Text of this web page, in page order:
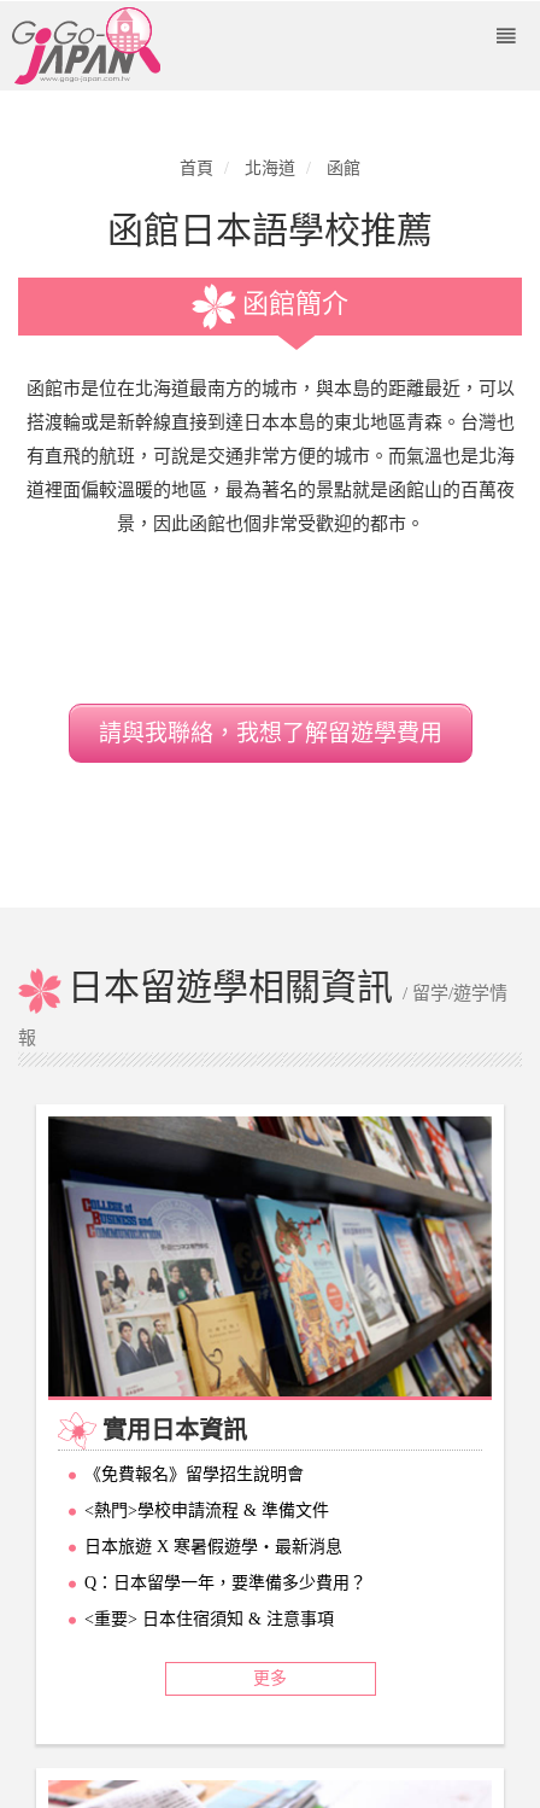
首頁 北海道 函館
函館日本語學校推薦
函館簡介
函館市是位在北海道最南方的城市，與本島的距離最近，可以
搭渡輪或是新幹線直接到達日本本島的東北地區青森。台灣也
有直飛的航班，可說是交通非常方便的城市。而氣溫也是北海
道裡面偏較溫暖的地區，最為著名的景點就是函館山的百萬夜
景，因此函館也個非常受歡迎的都市。
請與我聯絡，我想了解留遊學費用
日本留遊學相關資訊 / 留学/遊学情
報
實用日本資訊
《免費報名》留學招生說明會
<熱門>學校申請流程 & 準備文件
日本旅遊 X 寒暑假遊學‧最新消息
Q：日本留學一年，要準備多少費用？
<重要> 日本住宿須知 & 注意事項
更多